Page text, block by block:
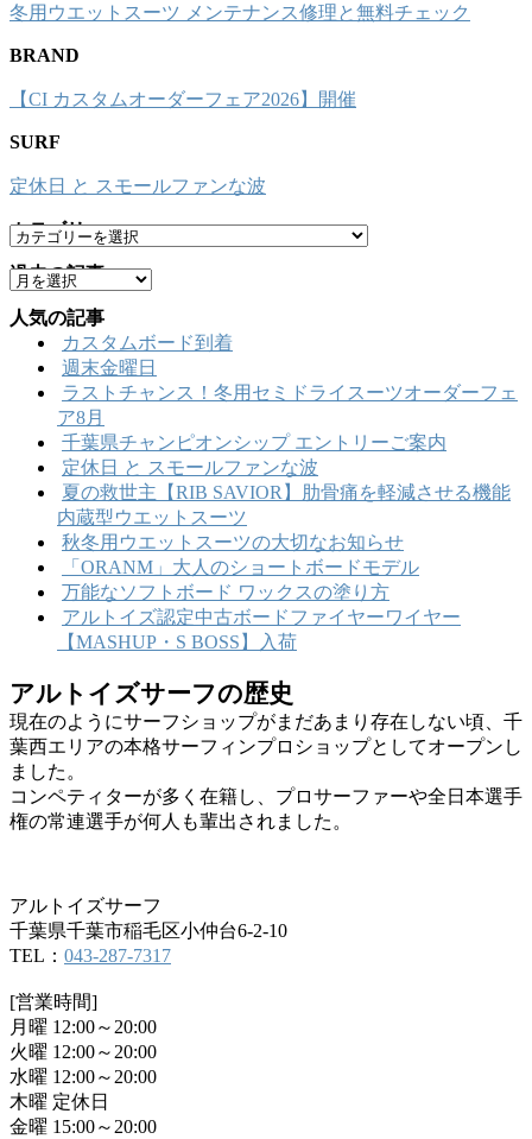
冬用ウエットスーツ メンテナンス修理と無料チェック
BRAND
【CI カスタムオーダーフェア2026】開催
SURF
定休日 と スモールファンな波
カテゴリー
カ
テ
ゴ
リ
ー
過去の記事
ア
ー
カ
人気の記事
カスタムボード到着
週末金曜日
ラストチャンス！冬用セミドライスーツオーダーフェ
ア8月
千葉県チャンピオンシップ エントリーご案内
定休日 と スモールファンな波
夏の救世主【RIB SAVIOR】肋骨痛を軽減させる機能
内蔵型ウエットスーツ
秋冬用ウエットスーツの大切なお知らせ
「ORANM」大人のショートボードモデル
万能なソフトボード ワックスの塗り方
アルトイズ認定中古ボードファイヤーワイヤー
【MASHUP・S BOSS】入荷
アルトイズサーフの歴史
現在のようにサーフショップがまだあまり存在しない頃、千
葉西エリアの本格サーフィンプロショップとしてオープンし
ました。
コンペティターが多く在籍し、プロサーファーや全日本選手
権の常連選手が何人も輩出されました。
アルトイズサーフ
千葉県千葉市稲毛区小仲台6-2-10
TEL： 043-287-7317
[営業時間]
月曜 12:00～20:00
火曜 12:00～20:00
水曜 12:00～20:00
木曜 定休日
金曜 15:00～20:00